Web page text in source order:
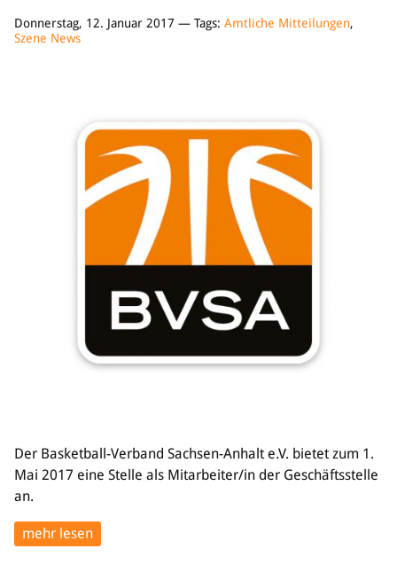
Donnerstag, 12. Januar 2017 — Tags: Amtliche Mitteilungen,
Szene News
Der Basketball-Verband Sachsen-Anhalt e.V. bietet zum 1.
Mai 2017 eine Stelle als Mitarbeiter/in der Geschäftsstelle
an.
mehr lesen